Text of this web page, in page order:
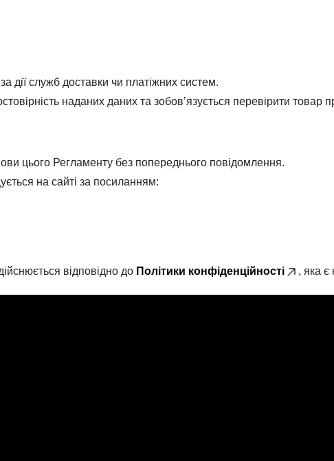
дії служб доставки чи платіжних систем.
наданих даних та зобов’язується перевірити товар
цього Регламенту без попереднього повідомлення.
на сайті за посиланням:
відповідно до Політики конфіденційності , яка є